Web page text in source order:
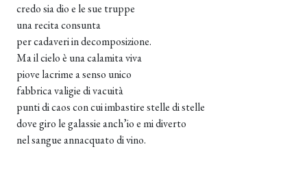
credo sia dio e le sue truppe
una recita consunta
per cadaveri in decomposizione.
Ma il cielo è una calamita viva
piove lacrime a senso unico
fabbrica valigie di vacuità
punti di caos con cui imbastire stelle di stelle
dove giro le galassie anch’io e mi diverto
nel sangue annacquato di vino.